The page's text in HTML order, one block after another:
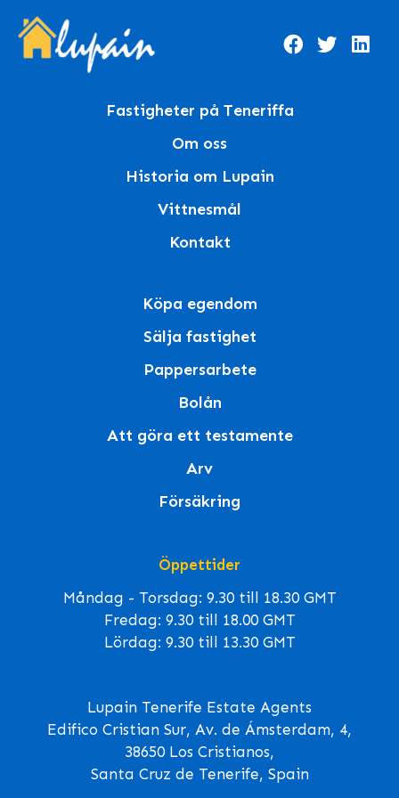
Fastigheter på Teneriffa
Om oss
Historia om Lupain
Vittnesmål
Kontakt
Köpa egendom
Sälja fastighet
Pappersarbete
Bolån
Att göra ett testamente
Arv
Försäkring
Öppettider
Måndag - Torsdag: 9.30 till 18.30 GMT
Fredag: 9.30 till 18.00 GMT
Lördag: 9.30 till 13.30 GMT
Lupain Tenerife Estate Agents
Edifico Cristian Sur, Av. de Ámsterdam, 4,
38650 Los Cristianos,
Santa Cruz de Tenerife, Spain